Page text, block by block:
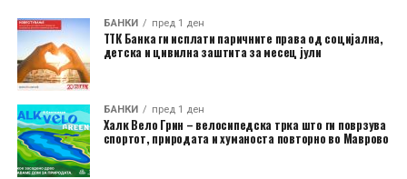
БАНКИ пред 1 ден
ТТК Банка ги исплати паричните права од социјална,
детска и цивилна заштита за месец јули
БАНКИ пред 1 ден
Халк Вело Грин – велосипедска трка што ги поврзува
спортот, природата и хуманоста повторно во Маврово